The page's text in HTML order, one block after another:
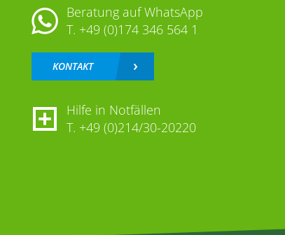
Beratung auf WhatsApp
T. +49 (0)174 346 564 1
KONTAKT
Hilfe in Notfällen
T. +49 (0)214/30-20220